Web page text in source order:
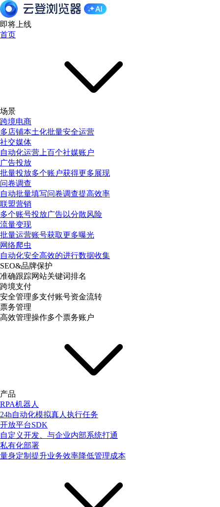
即将上线
首页
场景
跨境电商
多店铺本土化批量安全运营
社交媒体
自动化运营上百个社媒账户
广告投放
批量投放多个账户获得更多展现
问卷调查
自动批量填写问卷调查提高效率
联盟营销
多个账号投放广告以分散风险
流量变现
批量运营账号获取更多曝光
网络爬虫
自动化安全高效的进行数据收集
SEO&品牌保护
准确跟踪网站关键词排名
跨境支付
安全管理多支付账号资金流转
票务管理
高效管理操作多个票务账户
产品
RPA机器人
24h自动化模拟真人执行任务
开放平台SDK
自定义开发、与企业内部系统打通
私有化部署
量身定制提升业务效率降低管理成本